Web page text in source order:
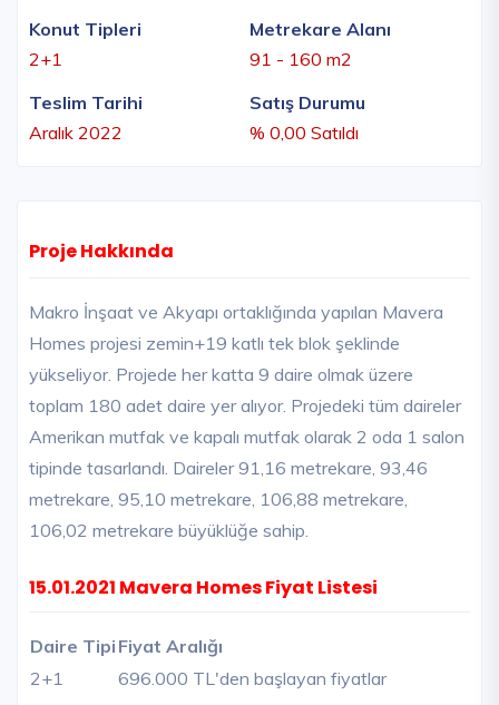
Konut Tipleri
2+1
Metrekare Alanı
91 - 160 m2
Teslim Tarihi
Aralık 2022
Satış Durumu
% 0,00 Satıldı
Proje Hakkında
Makro İnşaat ve Akyapı ortaklığında yapılan Mavera
Homes projesi zemin+19 katlı tek blok şeklinde
yükseliyor. Projede her katta 9 daire olmak üzere
toplam 180 adet daire yer alıyor. Projedeki tüm daireler
Amerikan mutfak ve kapalı mutfak olarak 2 oda 1 salon
tipinde tasarlandı. Daireler 91,16 metrekare, 93,46
metrekare, 95,10 metrekare, 106,88 metrekare,
106,02 metrekare büyüklüğe sahip.
15.01.2021 Mavera Homes Fiyat Listesi
Daire Tipi Fiyat Aralığı
2+1
696.000 TL'den başlayan fiyatlar